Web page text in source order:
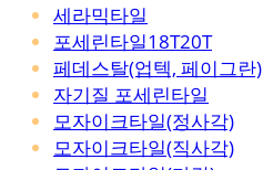
세라믹타일
포세린타일18T20T
페데스탈(업텍, 페이그란)
자기질 포세린타일
모자이크타일(정사각)
모자이크타일(직사각)